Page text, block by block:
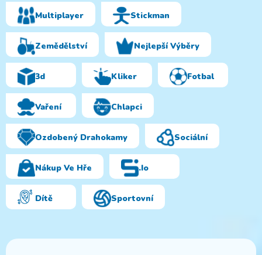
Multiplayer Stickman
Zemědělství Nejlepší Výběry
3d Kliker Fotbal
Vaření Chlapci
Ozdobený Drahokamy Sociální
Nákup Ve Hře .io
Dítě Sportovní